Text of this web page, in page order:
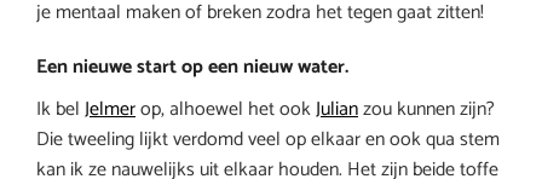
je mentaal maken of breken zodra het tegen gaat zitten!
Een nieuwe start op een nieuw water.
Ik belJelmerop, alhoewel het ookJulianzou kunnen zijn?
Die tweeling lijkt verdomd veel op elkaar en ook qua stem
kan ik ze nauwelijks uit elkaar houden. Het zijn beide toffe